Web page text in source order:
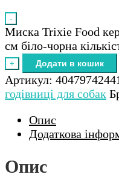
-
Миска Trixie Food
см біло-чорна
+ Додати в кошик
Артикул:
годівниці для собак
Опис
Додаткова
Опис